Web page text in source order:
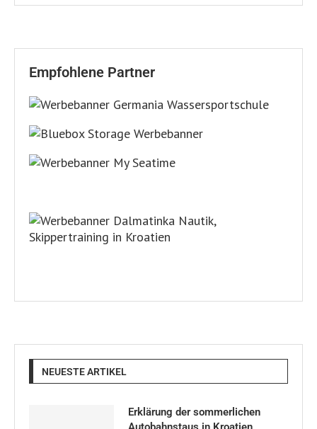
Empfohlene Partner
NEUESTE ARTIKEL
Erklärung der sommerlichen